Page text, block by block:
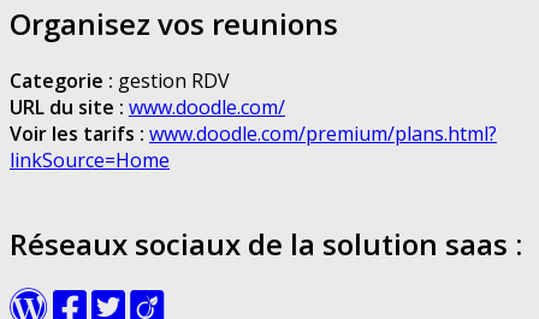
Organisez vos reunions
Categorie : gestion RDV
URL du site : www.doodle.com/
Voir les tarifs : www.doodle.com/premium/plans.html?
linkSource=Home
Réseaux sociaux de la solution saas :